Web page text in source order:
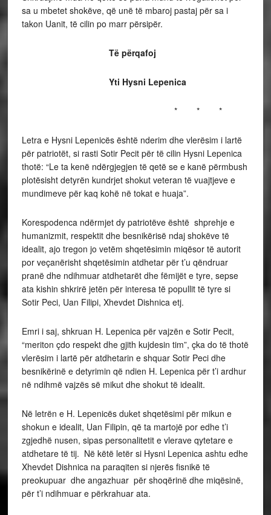
sa u mbetet shokëve, që unë të mbaroj pastaj për sa i
takon Uanit, të cilin po marr përsipër.
Të përqafoj
Yti Hysni Lepenica
* * *
Letra e Hysni Lepenicës është nderim dhe vlerësim i lartë
për patriotët, si rasti Sotir Pecit për të cilin Hysni Lepenica
thotë: “Le ta kenë ndërgjegjen të qetë se e kanë përmbush
plotësisht detyrën kundrjet shokut veteran të vuajtjeve e
mundimeve për kaq kohë në tokat e huaja”.
Korespodenca ndërmjet dy patriotëve është shprehje e
humanizmit, respektit dhe besnikërisë ndaj shokëve të
idealit, ajo tregon jo vetëm shqetësimin miqësor të autorit
por veçanërisht shqetësimin atdhetar për t’u qëndruar
pranë dhe ndihmuar atdhetarët dhe fëmijët e tyre, sepse
ata kishin shkrirë jetën për interesa të popullit të tyre si
Sotir Peci, Uan Filipi, Xhevdet Dishnica etj.
Emri i saj, shkruan H. Lepenica për vajzën e Sotir Pecit,
“meriton çdo respekt dhe gjith kujdesin tim”, çka do të thotë
vlerësim i lartë për atdhetarin e shquar Sotir Peci dhe
besnikërinë e detyrimin që ndien H. Lepenica për t’i ardhur
në ndihmë vajzës së mikut dhe shokut të idealit.
Në letrën e H. Lepenicës duket shqetësimi për mikun e
shokun e idealit, Uan Filipin, që ta martojë por edhe t’i
zgjedhë nusen, sipas personalitetit e vlerave qytetare e
atdhetare të tij. Në këtë letër si Hysni Lepenica ashtu edhe
Xhevdet Dishnica na paraqiten si njerës fisnikë të
preokupuar dhe angazhuar për shoqërinë dhe miqësinë,
për t’i ndihmuar e përkrahuar ata.